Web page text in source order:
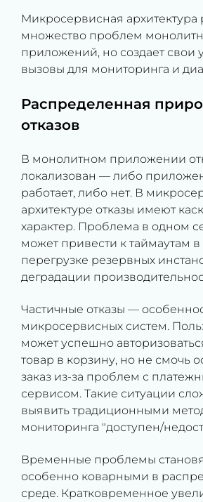
Микросервисная архитектура
множество проблем
приложений, но создает свои
вызовы для мониторинга и
Распределенная
отказов
В монолитном приложении
локализован — либо
работает, либо нет. В
архитектуре отказы имеют
характер. Проблема в одном
может привести к таймаутам в
перегрузке резервных
деградации
Частичные отказы —
микросервисных систем.
может успешно
товар в корзину, но не смочь
заказ из-за проблем с
сервисом. Такие ситуации
выявить традиционными
мониторинга "доступен/
Временные проблемы
особенно коварными в
среде. Кратковременное